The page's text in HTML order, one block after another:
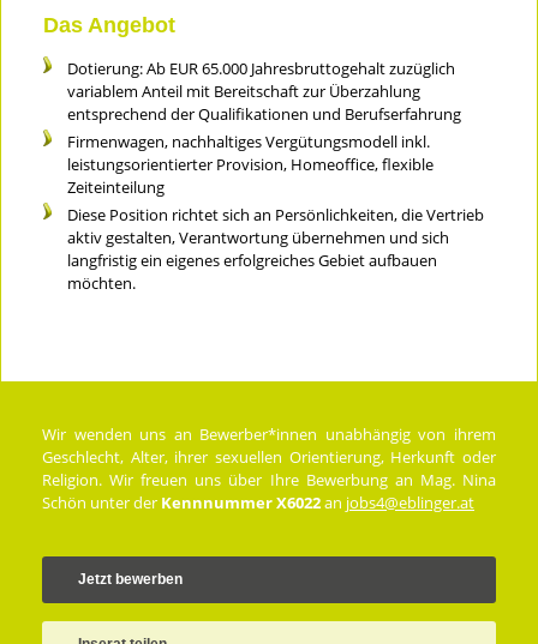
Das Angebot
Dotierung: Ab EUR 65.000 Jahresbruttogehalt zuzüglich
variablem Anteil mit Bereitschaft zur Überzahlung
entsprechend der Qualifikationen und Berufserfahrung
Firmenwagen, nachhaltiges Vergütungsmodell inkl.
leistungsorientierter Provision, Homeoffice, flexible
Zeiteinteilung
Diese Position richtet sich an Persönlichkeiten, die Vertrieb
aktiv gestalten, Verantwortung übernehmen und sich
langfristig ein eigenes erfolgreiches Gebiet aufbauen
möchten.
Wir wenden uns an Bewerber*innen unabhängig von ihrem
Geschlecht, Alter, ihrer sexuellen Orientierung, Herkunft oder
Religion. Wir freuen uns über Ihre Bewerbung an Mag. Nina
Schön unter der Kennnummer X6022an jobs4@eblinger.at
Jetzt bewerben